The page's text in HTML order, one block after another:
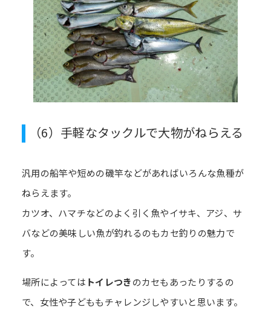
（6）手軽なタックルで大物がねらえる
汎用の船竿や短めの磯竿などがあればいろんな魚種が
ねらえます。
カツオ、ハマチなどのよく引く魚やイサキ、アジ、サ
バなどの美味しい魚が釣れるのもカセ釣りの魅力で
す。
場所によっては トイレつきのカセもあったりするの
で、女性や子どももチャレンジしやすいと思います。